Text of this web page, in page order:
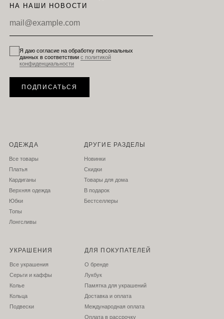
ОДЕЖДА
УКРАШЕНИЯ ДЛЯ ПОКУПАТЕЛЕЙ
ДРУГИЕ РАЗДЕЛЫ
Все товары
Платья
Кардиганы
Верхняя одежда
Юбки
Топы
Лонгсливы
Все украшения
Серьги и каффы
Колье
Кольца
Подвески
Новинки
Скидки
Товары для дома
В подарок
Бестселлеры
О бренде
Лукбук
Памятка для украшений
Доставка и оплата
Международная оплата
Оплата в рассрочку
Я даю согласие на обработку персональных
данных в соответствии с политикой
конфиденциальности
ПОДПИСАТЬСЯ
НА НАШИ НОВОСТИ